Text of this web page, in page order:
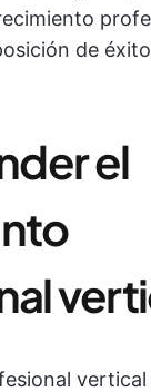
de
el
vertical